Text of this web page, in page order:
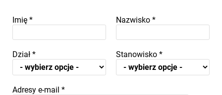
Imię * Nazwisko *
Dział * Stanowisko *
Adresy e-mail *